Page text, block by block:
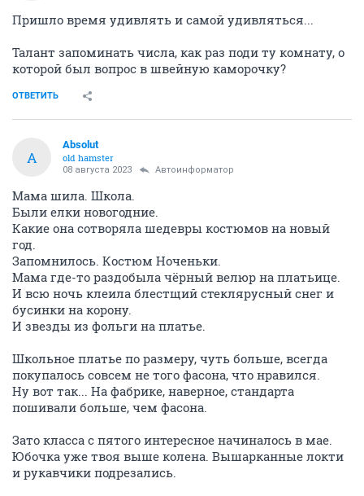
Пришло время удивлять и самой удивляться...
Талант запоминать числа, как раз поди ту комнату, о
которой был вопрос в швейную каморочку?
ОТВЕТИТЬ
A
Absolut
old hamster
08 августа 2023 Автоинформатор
Мама шила. Школа.
Были елки новогодние.
Какие она сотворяла шедевры костюмов на новый
год.
Запомнилось. Костюм Ноченьки.
Мама где-то раздобыла чёрный велюр на платьице.
И всю ночь клеила блестщий стеклярусный снег и
бусинки на корону.
И звезды из фольги на платье.
Школьное платье по размеру, чуть больше, всегда
покупалось совсем не того фасона, что нравился.
Ну вот так... На фабрике, наверное, стандарта
пошивали больше, чем фасона.
Зато класса с пятого интересное начиналось в мае.
Юбочка уже твоя выше колена. Вышарканные локти
и рукавчики подрезались.